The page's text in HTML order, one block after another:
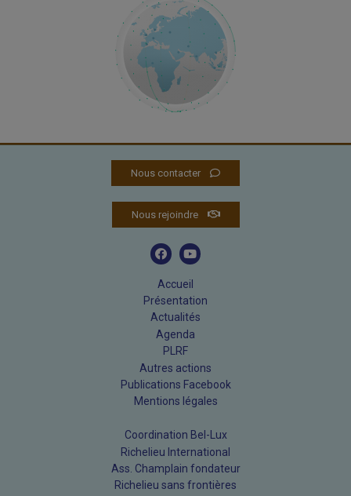
Nous contacter
Nous rejoindre
Accueil
Présentation
Actualités
Agenda
PLRF
Autres actions
Publications Facebook
Mentions légales
Coordination Bel-Lux
Richelieu International
Ass. Champlain fondateur
Richelieu sans frontières